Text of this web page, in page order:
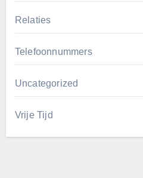
Relaties
Telefoonnummers
Uncategorized
Vrije Tijd